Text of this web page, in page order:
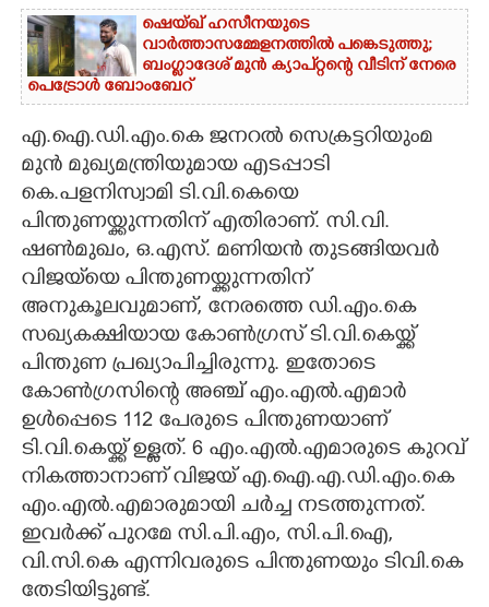
ഷെയ്ഖ് ഹസീനയുടെ
വാർത്താസമ്മേളനത്തിൽ പങ്കെടുത്തു;
ബംഗ്ലാദേശ് മുൻ ക്യാപ്റ്റന്റെ വീടിന് നേരെ
പെട്രോൾ ബോംബേറ്
എ.ഐ.ഡി.എം.കെ ജനറൽ സെക്രട്ടറിയുംമ
മുൻ മുഖ്യമന്ത്രിയുമായ എടപ്പാടി
കെ.പളനിസ്വാമി ടി.വി.കെയെ
പിന്തുണയ്ക്കുന്നതിന് എതിരാണ്. സി.വി.
ഷൺമുഖം,​ ഒ.എസ്. മണിയൻ തുടങ്ങിയവർ
വിജയ്‌യെ പിന്തുണയ്ക്കുന്നതിന്
അനുകൂലവുമാണ്,​ നേരത്തെ ഡി.എം.കെ
സഖ്യകക്ഷിയായ കോൺഗ്രസ് ടി.വി.കെയ്ക്ക്
പിന്തുണ പ്രഖ്യാപിച്ചിരുന്നു. ഇതോടെ
കോൺഗ്രസിന്റെ അഞ്ച് എം.എൽ.എമാർ
ഉൾപ്പെടെ 112 പേരുടെ പിന്തുണയാണ്
ടി.വി.കെയ്ക്ക് ഉള്ളത്. 6 എം.എൽ.എമാരുടെ കുറവ്
നികത്താനാണ് വിജയ് എ.ഐ.എ.ഡി.എം.കെ
എം.എൽ.എമാരുമായി ചർച്ച നടത്തുന്നത്.
ഇവർക്ക് പുറമേ സി.പി.എം,​ സി.പി.ഐ,​
വി.സി.കെ എന്നിവരുടെ പിന്തുണയും ടിവി.കെ
തേടിയിട്ടുണ്ട്.